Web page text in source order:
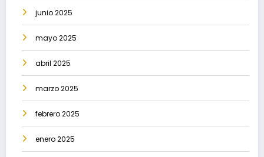
junio 2025
mayo 2025
abril 2025
marzo 2025
febrero 2025
enero 2025